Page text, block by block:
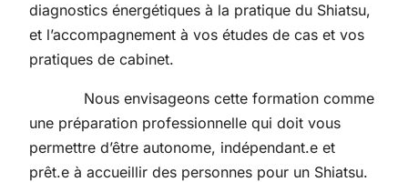
diagnostics énergétiques à la pratique du Shiatsu,
et l’accompagnement à vos études de cas et vos
pratiques de cabinet.
Nous envisageons cette formation comme
une préparation professionnelle qui doit vous
permettre d’être autonome, indépendant.e et
prêt.e à accueillir des personnes pour un Shiatsu.